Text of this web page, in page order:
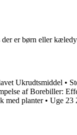
er børn eller
Ukrudtsmiddel •
af Borebiller:
med planter• Uge 23